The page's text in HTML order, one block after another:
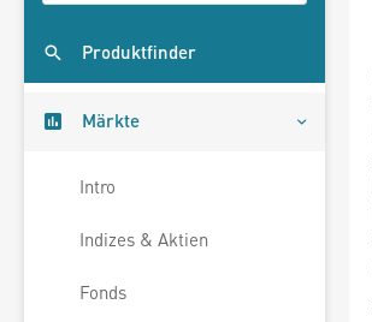
Produktfinder
Märkte
Intro
Indizes & Aktien
Fonds